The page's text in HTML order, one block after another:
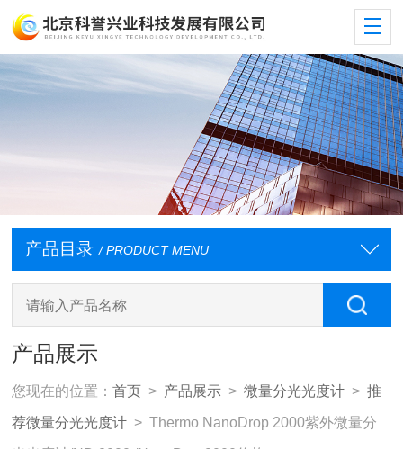
产品目录 / PRODUCT MENU
产品展示
您现在的位置：首页 > 产品展示 >微量分光光度计 >推
荐微量分光光度计 > Thermo NanoDrop 2000紫外微量分